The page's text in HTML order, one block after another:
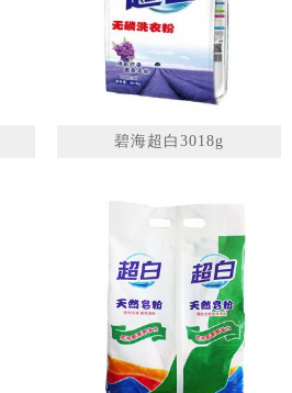
碧海超白3018g